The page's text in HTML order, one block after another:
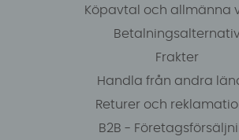
Köpavtal och allmänna
Frakter
Handla från andra
Returer och
B2B -